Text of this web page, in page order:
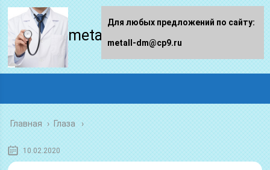
metall-dm.ru
Главная › Глаза
10.02.2020
Для любых предложений по сайту:
metall-dm@cp9.ru